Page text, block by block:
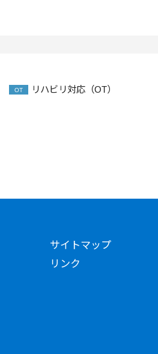
OT リハビリ対応（OT）
サイトマップ
リンク